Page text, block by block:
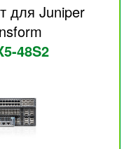
для Juniper
48S2